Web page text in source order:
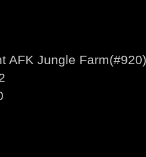
AFK Jungle